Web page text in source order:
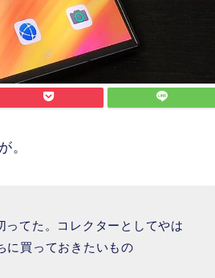
。
てた。コレクターとしてやは
に買っておきたいもの